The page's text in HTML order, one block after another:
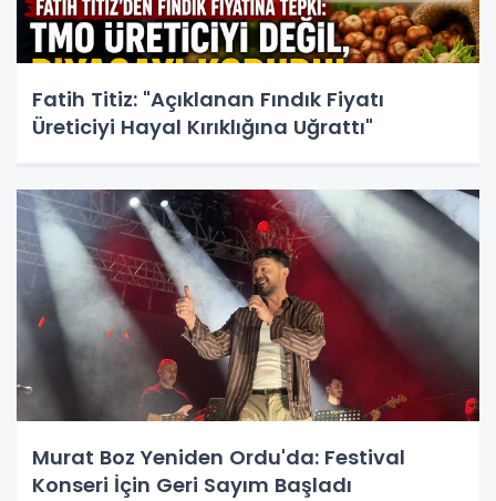
Fatih Titiz: "Açıklanan Fındık Fiyatı
Üreticiyi Hayal Kırıklığına Uğrattı"
Murat Boz Yeniden Ordu'da: Festival
Konseri İçin Geri Sayım Başladı